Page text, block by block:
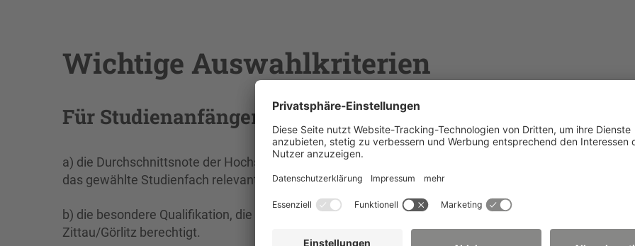
Wichtige Auswahlkriterien
Für Studienanfängerinnen und Studienanfänger
a) die Durchschnittsnote der Hochschulzugangsberechtigung unter besonderer Berücksichtigung der
das gewählte Studienfach relevanten Einzelnoten oder
b) die besondere Qualifikation, die zum Studium in dem jeweiligen Studiengang an der Hochschule
Zittau/Görlitz berechtigt.